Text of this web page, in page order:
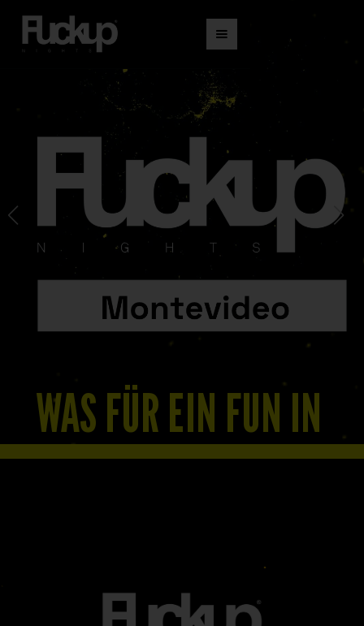
WAS FÜR EIN FUN IN
MONTEVIDEO